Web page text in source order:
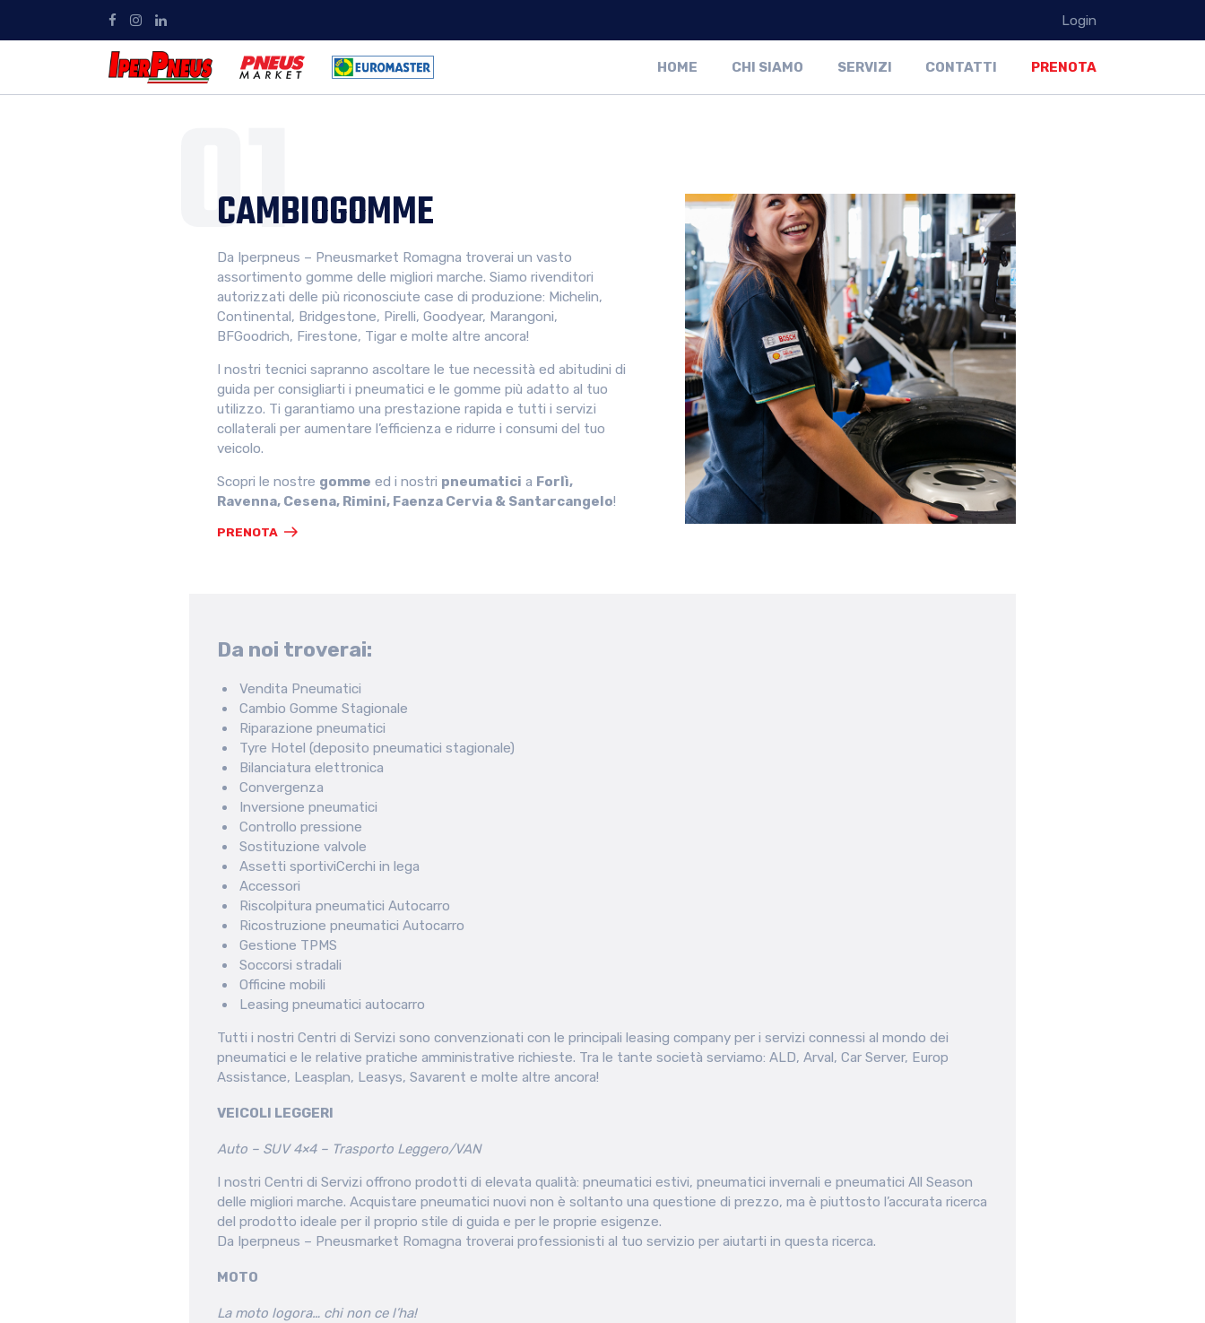
Login
HOME CHI SIAMO SERVIZI CONTATTI PRENOTA
CAMBIOGOMME
Da Iperpneus – Pneusmarket Romagna troverai un vasto
assortimento gomme delle migliori marche. Siamo rivenditori
autorizzati delle più riconosciute case di produzione: Michelin,
Continental, Bridgestone, Pirelli, Goodyear, Marangoni,
BFGoodrich, Firestone, Tigar e molte altre ancora!
I nostri tecnici sapranno ascoltare le tue necessità ed abitudini di
guida per consigliarti i pneumatici e le gomme più adatto al tuo
utilizzo. Ti garantiamo una prestazione rapida e tutti i servizi
collaterali per aumentare l’efficienza e ridurre i consumi del tuo
veicolo.
Scopri le nostre gomme ed i nostri pneumatici a Forlì,
Ravenna, Cesena, Rimini, Faenza Cervia & Santarcangelo!
PRENOTA
Da noi troverai:
Vendita Pneumatici
Cambio Gomme Stagionale
Riparazione pneumatici
Tyre Hotel (deposito pneumatici stagionale)
Bilanciatura elettronica
Convergenza
Inversione pneumatici
Controllo pressione
Sostituzione valvole
Assetti sportiviCerchi in lega
Accessori
Riscolpitura pneumatici Autocarro
Ricostruzione pneumatici Autocarro
Gestione TPMS
Soccorsi stradali
Officine mobili
Leasing pneumatici autocarro
Tutti i nostri Centri di Servizi sono convenzionati con le principali leasing company per i servizi connessi al mondo dei
pneumatici e le relative pratiche amministrative richieste. Tra le tante società serviamo: ALD, Arval, Car Server, Europ
Assistance, Leasplan, Leasys, Savarent e molte altre ancora!
VEICOLI LEGGERI
Auto – SUV 4×4 – Trasporto Leggero/VAN
I nostri Centri di Servizi offrono prodotti di elevata qualità: pneumatici estivi, pneumatici invernali e pneumatici All Season
delle migliori marche. Acquistare pneumatici nuovi non è soltanto una questione di prezzo, ma è piuttosto l’accurata ricerca
del prodotto ideale per il proprio stile di guida e per le proprie esigenze.
Da Iperpneus – Pneusmarket Romagna troverai professionisti al tuo servizio per aiutarti in questa ricerca.
MOTO
La moto logora… chi non ce l’ha!